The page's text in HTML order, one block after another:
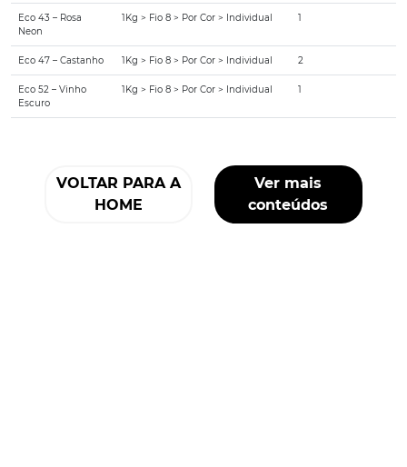
Eco 43 – Rosa
Neon
1Kg > Fio 8 > Por Cor > Individual 1
Eco 47 – Castanho 1Kg > Fio 8 > Por Cor > Individual 2
Eco 52 – Vinho
Escuro
1Kg > Fio 8 > Por Cor > Individual 1
VOLTAR PARA A
HOME
Ver mais
conteúdos